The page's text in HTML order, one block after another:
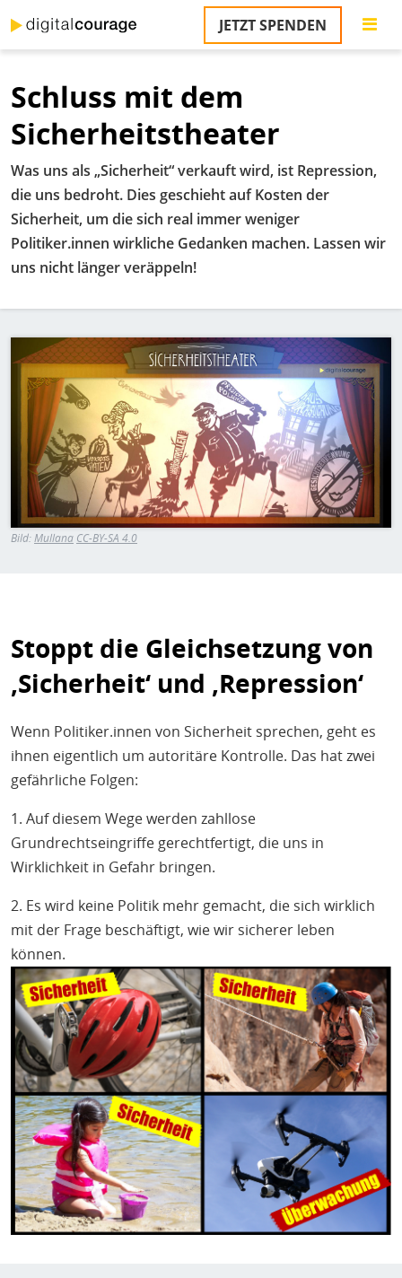
zum
Inhalt
JETZT SPENDEN
Schluss mit dem
Sicherheitstheater
Was uns als „Sicherheit“ verkauft wird, ist Repression,
die uns bedroht. Dies geschieht auf Kosten der
Sicherheit, um die sich real immer weniger
Politiker.innen wirkliche Gedanken machen. Lassen wir
uns nicht länger veräppeln!
Bild
Bild:Mullana CC-BY-SA 4.0
Stoppt die Gleichsetzung von
‚Sicherheit‘ und ‚Repression‘
Wenn Politiker.innen von Sicherheit sprechen, geht es
ihnen eigentlich um autoritäre Kontrolle. Das hat zwei
gefährliche Folgen:
1. Auf diesem Wege werden zahllose
Grundrechtseingriffe gerechtfertigt, die uns in
Wirklichkeit in Gefahr bringen.
2. Es wird keine Politik mehr gemacht, die sich wirklich
mit der Frage beschäftigt, wie wir sicherer leben
können.